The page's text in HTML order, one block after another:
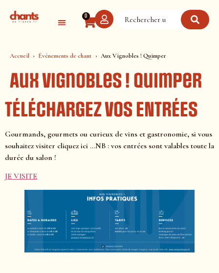
0
Accueil Événements de chant Aux Vignobles ! Quimper
Aux Vignobles ! Quimper
TÉLÉCHARGEZ VOS ENTRÉES
Gourmands, gourmets ou curieux de vins et gastronomie, si vous
souhaitez visiter cliquez ici …NB : vos entrées sont valables toute la
durée du salon !
JE VISITE